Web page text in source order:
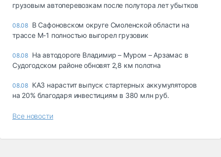
грузовым автоперевозкам после полутора лет убытков
08.08 В Сафоновском округе Смоленской области на
трассе М-1 полностью выгорел грузовик
08.08 На автодороге Владимир – Муром – Арзамас в
Судогодском районе обновят 2,8 км полотна
08.08 КАЗ нарастит выпуск стартерных аккумуляторов
на 20% благодаря инвестициям в 380 млн руб.
Все новости